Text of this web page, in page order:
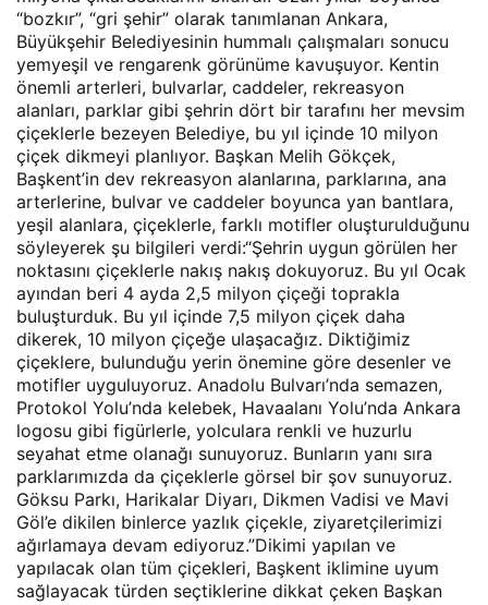
“bozkır”, “gri şehir” olarak tanımlanan Ankara,
Büyükşehir Belediyesinin hummalı çalışmaları sonucu
yemyeşil ve rengarenk görünüme kavuşuyor. Kentin
önemli arterleri, bulvarlar, caddeler, rekreasyon
alanları, parklar gibi şehrin dört bir tarafını her mevsim
çiçeklerle bezeyen Belediye, bu yıl içinde 10 milyon
çiçek dikmeyi planlıyor. Başkan Melih Gökçek,
Başkent’in dev rekreasyon alanlarına, parklarına, ana
arterlerine, bulvar ve caddeler boyunca yan bantlara,
yeşil alanlara, çiçeklerle, farklı motifler oluşturulduğunu
söyleyerek şu bilgileri verdi:“Şehrin uygun görülen her
noktasını çiçeklerle nakış nakış dokuyoruz. Bu yıl Ocak
ayından beri 4 ayda 2,5 milyon çiçeği toprakla
buluşturduk. Bu yıl içinde 7,5 milyon çiçek daha
dikerek, 10 milyon çiçeğe ulaşacağız. Diktiğimiz
çiçeklere, bulunduğu yerin önemine göre desenler ve
motifler uyguluyoruz. Anadolu Bulvarı’nda semazen,
Protokol Yolu’nda kelebek, Havaalanı Yolu’nda Ankara
logosu gibi figürlerle, yolculara renkli ve huzurlu
seyahat etme olanağı sunuyoruz. Bunların yanı sıra
parklarımızda da çiçeklerle görsel bir şov sunuyoruz.
Göksu Parkı, Harikalar Diyarı, Dikmen Vadisi ve Mavi
Göl’e dikilen binlerce yazlık çiçekle, ziyaretçilerimizi
ağırlamaya devam ediyoruz.”Dikimi yapılan ve
yapılacak olan tüm çiçekleri, Başkent iklimine uyum
sağlayacak türden seçtiklerine dikkat çeken Başkan